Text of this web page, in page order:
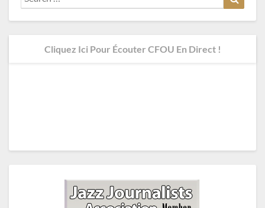
for:
Cliquez Ici Pour Écouter CFOU En Direct !